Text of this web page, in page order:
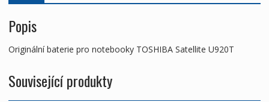
Popis
Originální baterie pro notebooky TOSHIBA Satellite U920T
Související produkty